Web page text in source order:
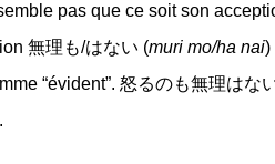
pas que ce soit son
無理も/はない (muri mo/ha nai)
“évident”. 怒るのも無理はな